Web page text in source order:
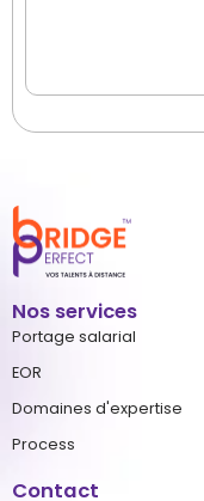
Nos services
Portage salarial
EOR
Domaines d'expertise
Process
Contact